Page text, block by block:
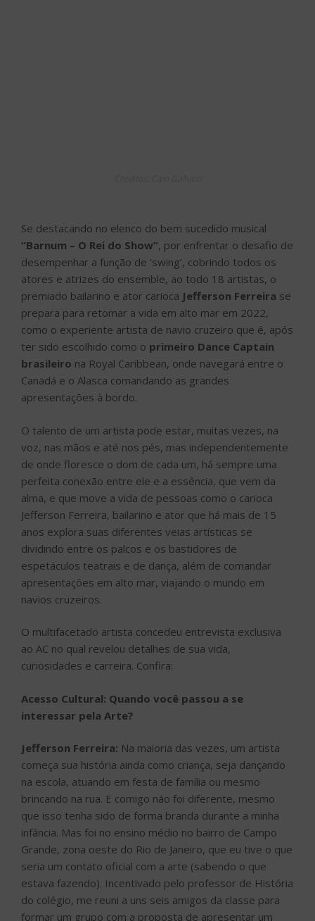
Se destacando no elenco do bem sucedido musical
“Barnum – O Rei do Show”, por enfrentar o desafio de
desempenhar a função de ‘swing’, cobrindo todos os
atores e atrizes do ensemble, ao todo 18 artistas, o
premiado bailarino e ator carioca Jefferson Ferreira se
prepara para retomar a vida em alto mar em 2022,
como o experiente artista de navio cruzeiro que é, após
ter sido escolhido como o primeiro Dance Captain
brasileiro na Royal Caribbean, onde navegará entre o
Canadá e o Alasca comandando as grandes
apresentações à bordo.
O talento de um artista pode estar, muitas vezes, na
voz, nas mãos e até nos pés, mas independentemente
de onde floresce o dom de cada um, há sempre uma
perfeita conexão entre ele e a essência, que vem da
alma, e que move a vida de pessoas como o carioca
Jefferson Ferreira, bailarino e ator que há mais de 15
anos explora suas diferentes veias artísticas se
dividindo entre os palcos e os bastidores de
espetáculos teatrais e de dança, além de comandar
apresentações em alto mar, viajando o mundo em
navios cruzeiros.
O multifacetado artista concedeu entrevista exclusiva
ao AC no qual revelou detalhes de sua vida,
curiosidades e carreira. Confira:
Acesso Cultural: Quando você passou a se
interessar pela Arte?
Jefferson Ferreira: Na maioria das vezes, um artista
começa sua história ainda como criança, seja dançando
na escola, atuando em festa de família ou mesmo
brincando na rua. E comigo não foi diferente, mesmo
que isso tenha sido de forma branda durante a minha
infância. Mas foi no ensino médio no bairro de Campo
Grande, zona oeste do Rio de Janeiro, que eu tive o que
seria um contato oficial com a arte (sabendo o que
estava fazendo). Incentivado pelo professor de História
do colégio, me reuni a uns seis amigos da classe para
formar um grupo com a proposta de apresentar um